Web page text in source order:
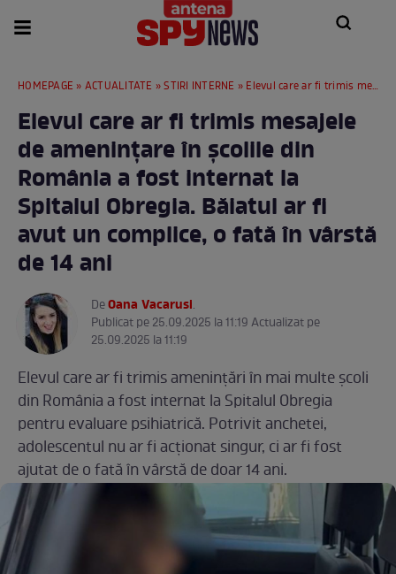
HOMEPAGE » ACTUALITATE »STIRI INTERNE » Elevul care ar fi trimis mesajele de amenințare în școlile din România a fost internat la Spitalul Obregia. Băiatul ar fi avut un complice, o fată în vârstă de 14 ani
Elevul care ar fi trimis mesajele
de amenințare în școlile din
România a fost internat la
Spitalul Obregia. Băiatul ar fi
avut un complice, o fată în vârstă
de 14 ani
DeOana Vacarusi.
Publicat pe 25.09.2025 la 11:19 Actualizat pe
25.09.2025 la 11:19
Elevul care ar fi trimis amenințări în mai multe școli
din România a fost internat la Spitalul Obregia
pentru evaluare psihiatrică. Potrivit anchetei,
adolescentul nu ar fi acționat singur, ci ar fi fost
ajutat de o fată în vârstă de doar 14 ani.